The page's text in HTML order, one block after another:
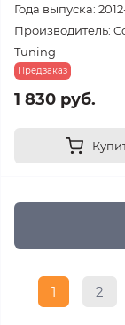
Года выпуска:
Производитель:
Tuning
Предзаказ
1 830 руб.
1 2